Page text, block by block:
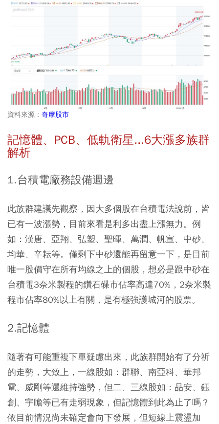
資料來源： 奇摩股市
記憶體、PCB、低軌衛星...6大漲多族群
解析
1.台積電廠務設備週邊
此族群建議先觀察，因大多個股在台積電法說前，皆
已有一波漲勢，目前來看是利多出盡上漲無力。例
如：漢唐、亞翔、弘塑、聖暉、萬潤、帆宣、 中砂、
均華、辛耘等。僅剩下中砂還能再留意一下，是目前
唯一股價守在所有均線之上的個股，想必是跟中砂在
台積電3奈米製程的鑽石碟市佔率高達70%，2奈米製
程市佔率80%以上有關，是有極強護城河的股票。
2.記憶體
隨著有可能重複下單疑慮出來，此族群開始有了分祈
的走勢，大致上，一線股如：群聯、 南亞科、 華邦
電、威剛等還維持強勢，但二、三線股如：品安、鈺
創、宇瞻等已有走弱現象，但記憶體到此為止了嗎？
依目前情況尚未確定會向下發展，但短線上震盪加